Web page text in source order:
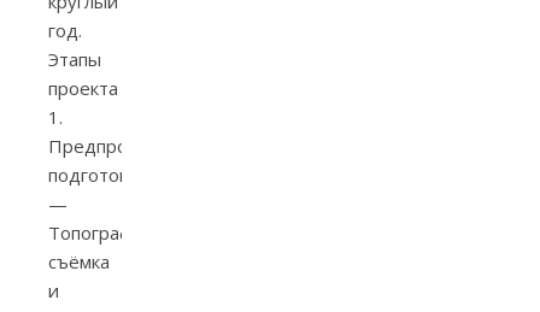
год.
Этапы
проекта
1.
Предпроектная
подготовка
—
Топографическая
съёмка
и